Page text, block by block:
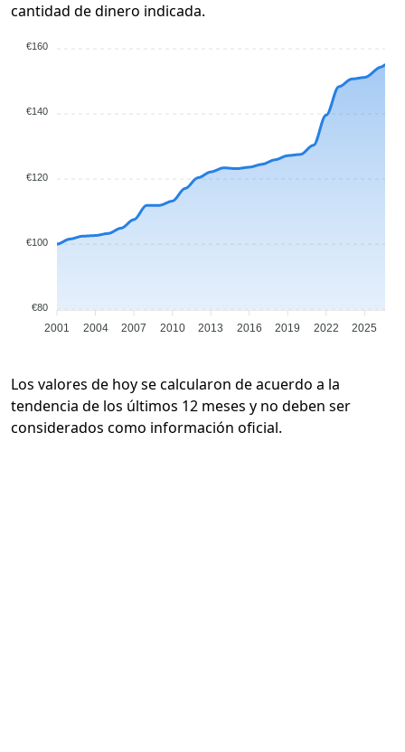
cantidad de dinero indicada.
€160
€140
€120
€100
€80
2001 2004 2007 2010 2013 2016 2019 2022 2025
Los valores de hoy se calcularon de acuerdo a la
tendencia de los últimos 12 meses y no deben ser
considerados como información oficial.